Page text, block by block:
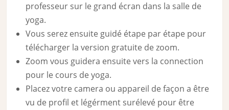
professeur sur le grand écran dans la salle de
yoga.
Vous serez ensuite guidé étape par étape pour
télécharger la version gratuite de zoom.
Zoom vous guidera ensuite vers la connection
pour le cours de yoga.
Placez votre camera ou appareil de façon a être
vu de profil et légérment surélevé pour être